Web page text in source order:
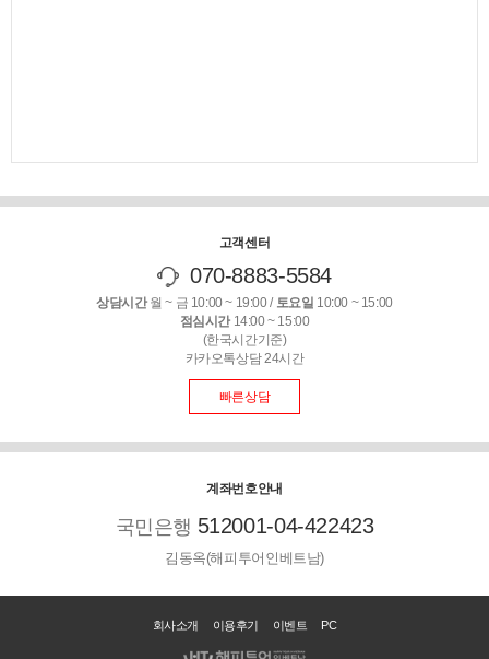
고객센터
070-8883-5584
상담시간월 ~ 금 10:00 ~ 19:00 / 토요일 10:00 ~ 15:00
점심시간14:00 ~ 15:00
(한국시간기준)
카카오톡상담 24시간
빠른상담
계좌번호안내
국민은행 512001-04-422423
김동옥(해피투어인베트남)
회사소개 이용후기 이벤트 PC